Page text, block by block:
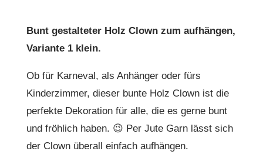
Bunt gestalteter Holz Clown zum aufhängen,
Variante 1 klein.
Ob für Karneval, als Anhänger oder fürs
Kinderzimmer, dieser bunte Holz Clown ist die
perfekte Dekoration für alle, die es gerne bunt
und fröhlich haben. 😉 Per Jute Garn lässt sich
der Clown überall einfach aufhängen.